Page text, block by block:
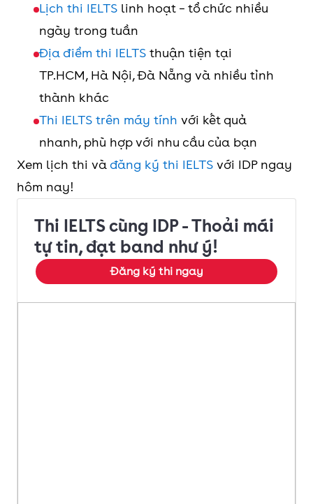
Lịch thi IELTS linh hoạt – tổ chức nhiều
ngày trong tuần
Địa điểm thi IELTS thuận tiện tại
TP.HCM, Hà Nội, Đà Nẵng và nhiều tỉnh
thành khác
Thi IELTS trên máy tính với kết quả
nhanh, phù hợp với nhu cầu của bạn
Xem lịch thi và đăng ký thi IELTS với IDP ngay
hôm nay!
Thi IELTS cùng IDP - Thoải mái
tự tin, đạt band như ý!
Đăng ký thi ngay